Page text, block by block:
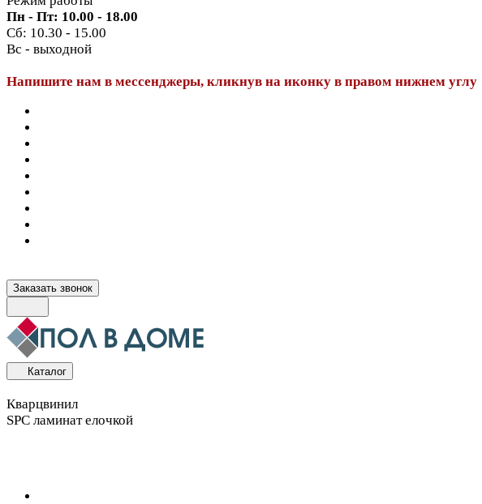
Пн - Пт: 10.00 - 18.00
Сб: 10.30 - 15.00
Вс - выходной
Напишите нам в мессенджеры, кликнув на иконку в правом нижнем углу
Заказать звонок
Каталог
Кварцвинил
SPC ламинат елочкой